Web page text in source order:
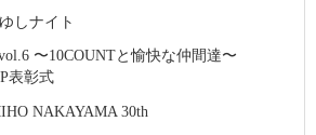
しナイト
〜10COUNTと愉快な仲間達〜
表彰式
NAKAYAMA 30th